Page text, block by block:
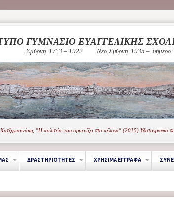
ΓΥΜΝΑΣΙΟ ΕΥΑΓΓΕΛΙΚΗΣ
Σμύρνη 1733 – 1922 Νέα Σμύρνη 1935 – σήμερα
Χατζηγιαννάκη, "Η πολιτεία που αρμενίζει στα πέλαγα" (2015) Υδατογραφία
ΔΡΑΣΤΗΡΙΟΤΗΤΕΣ ΧΡΗΣΙΜΑ ΕΓΓΡΑΦΑ